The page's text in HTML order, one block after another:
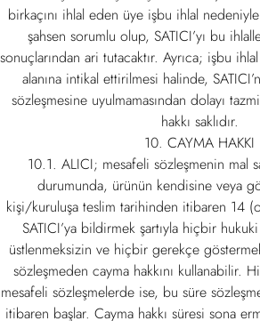
birkaçını ihlal eden üye işbu ihlal
şahsen sorumlu olup, SATICI’yı bu
sonuçlarından ari tutacaktır. Ayrıca; işbu
alanına intikal ettirilmesi halinde,
sözleşmesine uyulmamasından dolayı
hakkı saklıdır.
10. CAYMA HAKKI
10.1. ALICI; mesafeli sözleşmenin mal
durumunda, ürünün kendisine veya
kişi/kuruluşa teslim tarihinden itibaren 14
SATICI’ya bildirmek şartıyla hiçbir
üstlenmeksizin ve hiçbir gerekçe
sözleşmeden cayma hakkını kullanabilir.
mesafeli sözleşmelerde ise, bu süre
itibaren başlar. Cayma hakkı süresi sona